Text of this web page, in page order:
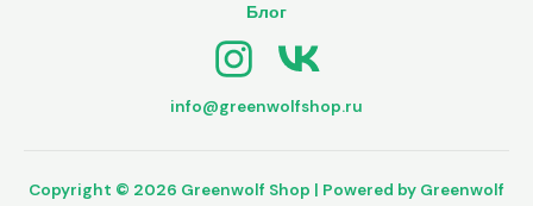
Блог
info@greenwolfshop.ru
Copyright © 2026 Greenwolf Shop | Powered by Greenwolf